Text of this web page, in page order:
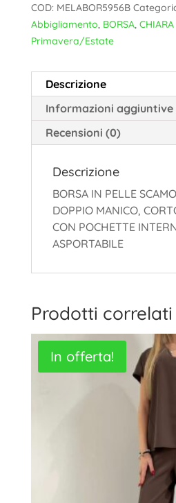
COD: MELABOR5956B
Abbigliamento, BORSA, CHIARA
Primavera/Estate
Descrizione
Informazioni aggiuntive
Recensioni (0)
Descrizione
BORSA IN PELLE
DOPPIO MANICO,
CON POCHETTE
ASPORTABILE
Prodotti correlati
In offerta!